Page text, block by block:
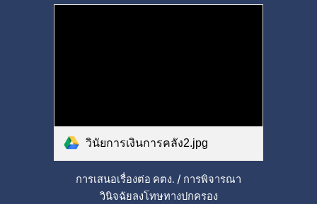
วินัยการเงินการคลัง2.jpg
การเสนอเรื่องต่อ คตง. / การพิจารณา
วินิจฉัยลงโทษทางปกครอง